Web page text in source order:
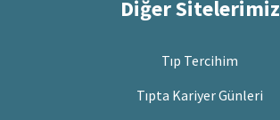
Diğer Sitelerimiz
Tıp Tercihim
Tıpta Kariyer Günleri